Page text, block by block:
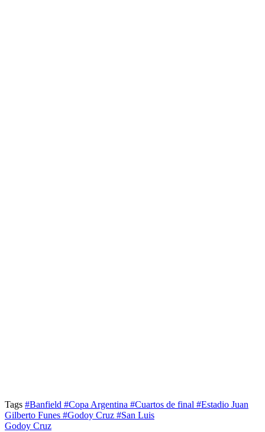
Tags #Banfield #Copa Argentina #Cuartos de final #Estadio Juan
Gilberto Funes #Godoy Cruz #San Luis
Godoy Cruz